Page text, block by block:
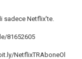
sadece Netflix'te.
81652605
NetflixTRAboneOl